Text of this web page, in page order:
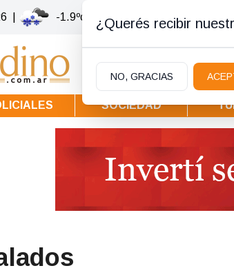
-1.9ºc | Villa la Angostura
SOCIEDAD
¿Querés recibir
NO, GRACIAS